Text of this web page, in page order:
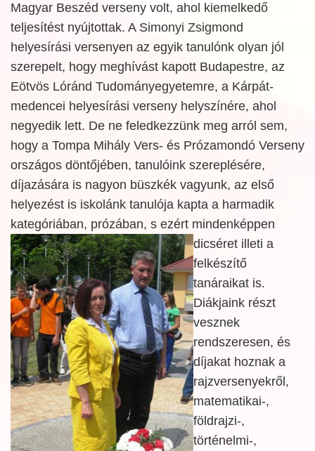
Magyar Beszéd verseny volt, ahol kiemelkedő
teljesítést nyújtottak. A Simonyi Zsigmond
helyesírási versenyen az egyik tanulónk olyan jól
szerepelt, hogy meghívást kapott Budapestre, az
Eötvös Lóránd Tudományegyetemre, a Kárpát-
medencei helyesírási verseny helyszínére, ahol
negyedik lett. De ne feledkezzünk meg arról sem,
hogy a Tompa Mihály Vers- és Prózamondó Verseny
országos döntőjében, tanulóink szereplésére,
díjazására is nagyon büszkék vagyunk, az első
helyezést is iskolánk tanulója kapta a harmadik
kategóriában, prózában, s ezért mindenképpen
dicséret illeti a
felkészítő
tanáraikat is.
Diákjaink részt
vesznek
rendszeresen, és
díjakat hoznak a
rajzversenyekről,
matematikai-,
földrajzi-,
történelmi-,